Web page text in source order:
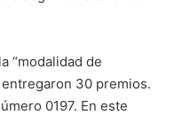
“modalidad de
30 premios.
0197. En este